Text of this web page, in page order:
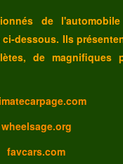
de
dessous. Ils
de magnifiques
wheelsage.org
favcars.com